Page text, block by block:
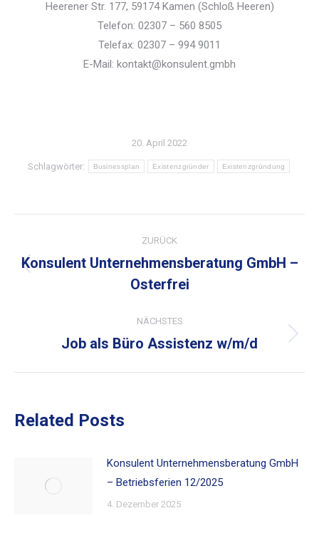
Heerener Str. 177, 59174 Kamen (Schloß Heeren)
Telefon: 02307 – 560 8505
Telefax: 02307 – 994 9011
E-Mail: kontakt@konsulent.gmbh
20. April 2022
Schlagwörter: Businessplan Existenzgründer Existenzgründung
Kommentarnavigation
ZURÜCK
Beitrag:
Konsulent Unternehmensberatung GmbH –
Osterfrei
NÄCHSTES
Nächster
Job als Büro Assistenz w/m/d
Related Posts
Konsulent Unternehmensberatung GmbH
– Betriebsferien 12/2025
4. Dezember 2025